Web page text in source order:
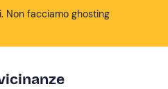
Non facciamo ghosting